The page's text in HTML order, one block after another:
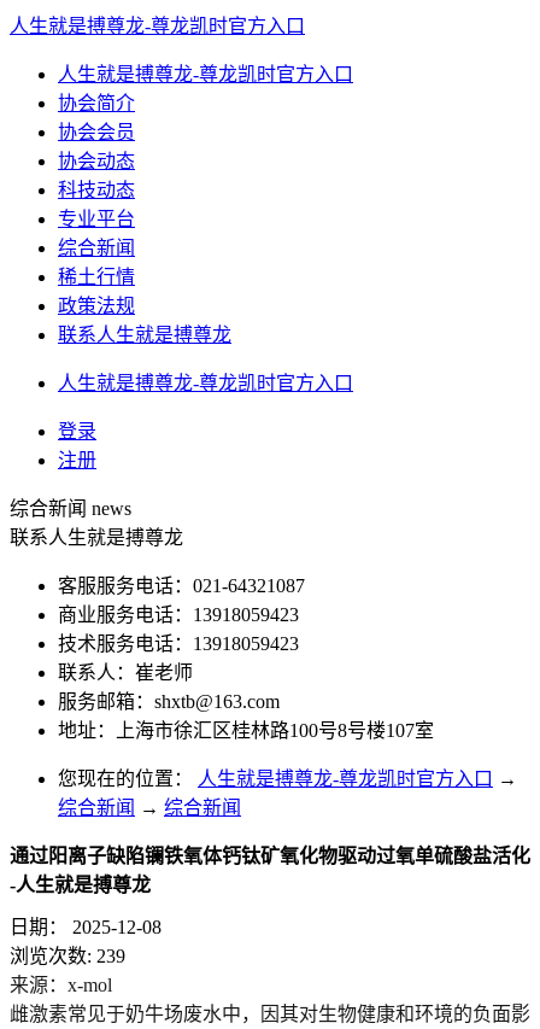
人生就是搏尊龙-尊龙凯时官方入口
人生就是搏尊龙-尊龙凯时官方入口
协会简介
协会会员
协会动态
科技动态
专业平台
综合新闻
稀土行情
政策法规
联系人生就是搏尊龙
人生就是搏尊龙-尊龙凯时官方入口
登录
注册
综合新闻 news
联系人生就是搏尊龙
客服服务电话：021-64321087
商业服务电话：13918059423
技术服务电话：13918059423
联系人：崔老师
服务邮箱： shxtb@163.com
地址：上海市徐汇区桂林路100号8号楼107室
您现在的位置： 人生就是搏尊龙-尊龙凯时官方入口 →
综合新闻 → 综合新闻
通过阳离子缺陷镧铁氧体钙钛矿氧化物驱动过氧单硫酸盐活化
-人生就是搏尊龙
日期：
2025-12-08
浏览次数: 239
来源：x-mol
雌激素常见于奶牛场废水中，因其对生物健康和环境的负面影